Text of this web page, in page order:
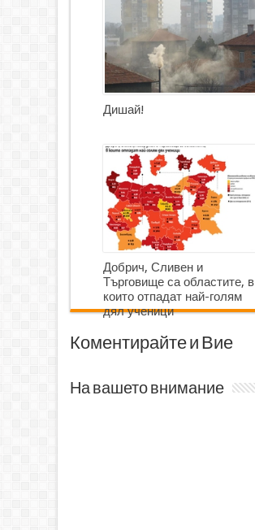
Дишай!
Добрич, Сливен и
Търговище са областите, в
които отпадат най-голям
дял ученици
Коментирайте и Вие
На вашето внимание